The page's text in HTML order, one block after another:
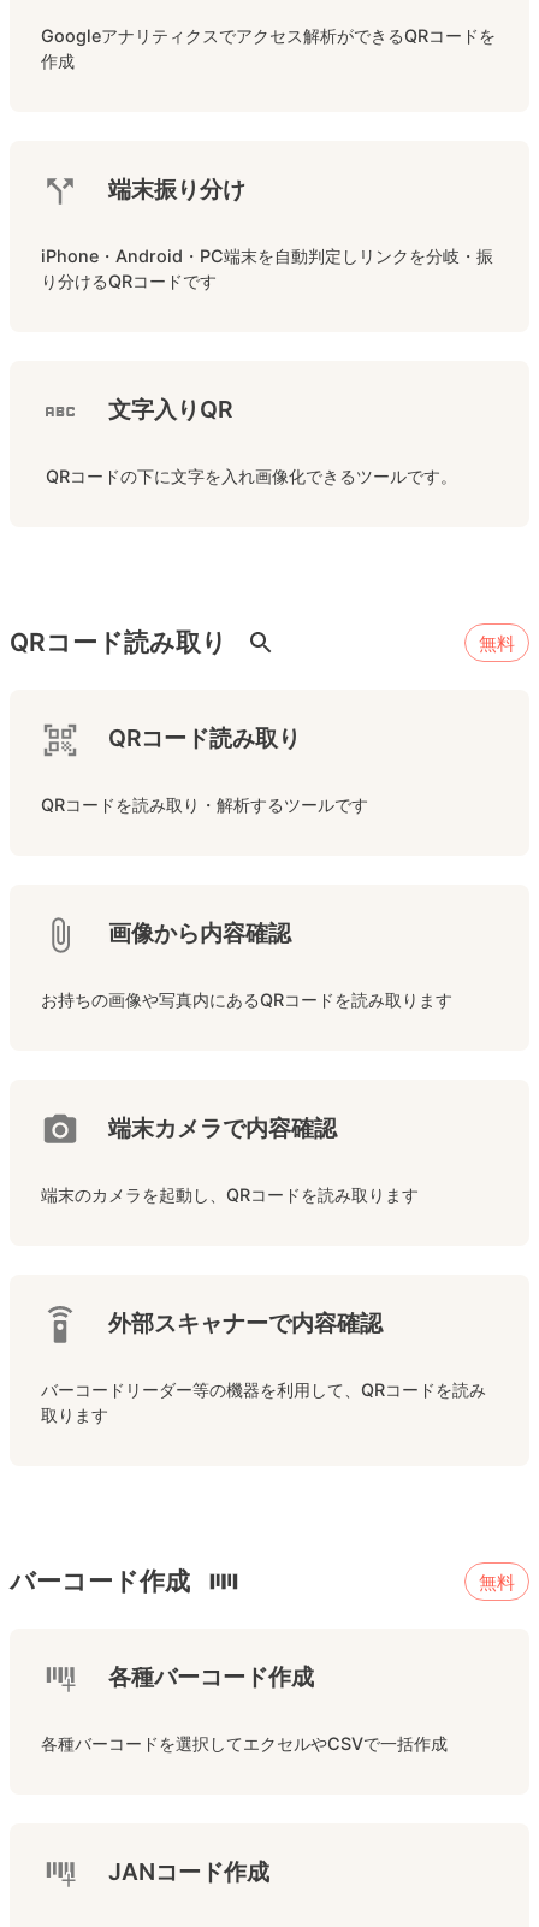
Googleアナリティクスでアクセス解析ができるQRコードを
作成
端末振り分け
iPhone・Android・PC端末を自動判定しリンクを分岐・振
り分けるQRコードです
文字入りQR
QRコードの下に文字を入れ画像化できるツールです。
QRコード読み取り 無料
QRコード読み取り
QRコードを読み取り・解析するツールです
画像から内容確認
お持ちの画像や写真内にあるQRコードを読み取ります
端末カメラで内容確認
端末のカメラを起動し、QRコードを読み取ります
外部スキャナーで内容確認
バーコードリーダー等の機器を利用して、QRコードを読み
取ります
バーコード作成 無料
各種バーコード作成
各種バーコードを選択してエクセルやCSVで一括作成
JANコード作成